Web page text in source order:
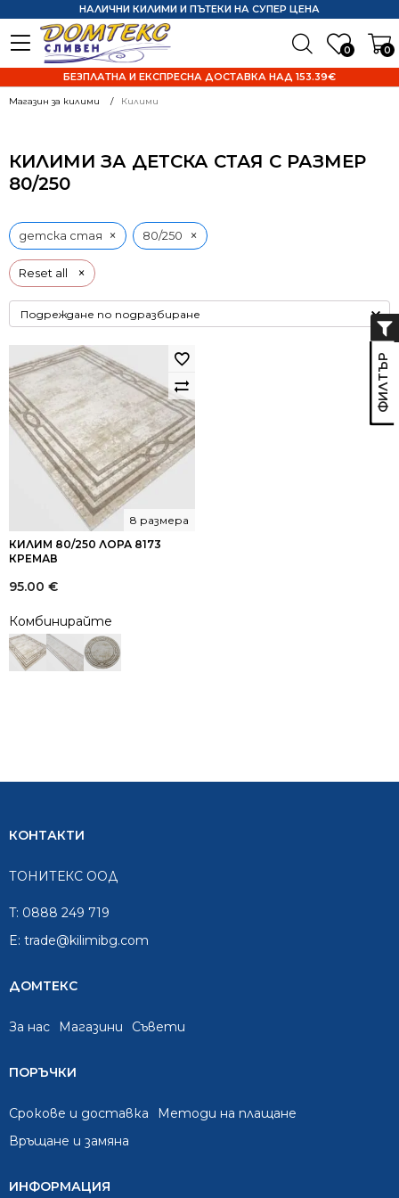
0 0
НАЛИЧНИ КИЛИМИ И ПЪТЕКИ НА СУПЕР ЦЕНА
БЕЗПЛАТНА И ЕКСПРЕСНА ДОСТАВКА НАД 153.39€
Магазин за килими Килими
КИЛИМИ ЗА ДЕТСКА СТАЯ С РАЗМЕР
80/250
Reset all ×
детска стая × 80/250 ×
КИЛИМ 80/250 ЛОРА 8173
КРЕМАВ
8 размера
95.00 €
Комбинирайте
КОНТАКТИ
ТОНИТЕКС ООД
T: 0888 249 719
E: trade@kilimibg.com
ДОМТЕКС
За нас Mагазини Съвети
ПОРЪЧКИ
Срокове и доставка
Методи на плащане
Връщане и замяна
ИНФОРМАЦИЯ